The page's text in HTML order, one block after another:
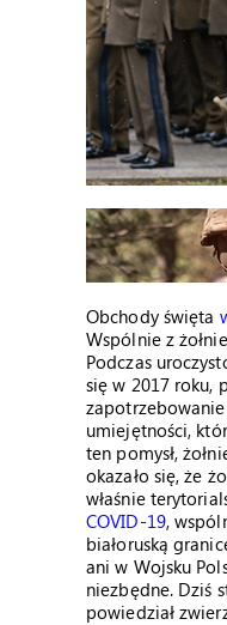
Obchody święta
Wspólnie z
Podczas
się w 2017 roku,
umiejętności,
ten pomysł,
okazało się, że
właśnie
COVID-19,
białoruską
ani w Wojsku
niezbędne. Dziś
powiedział